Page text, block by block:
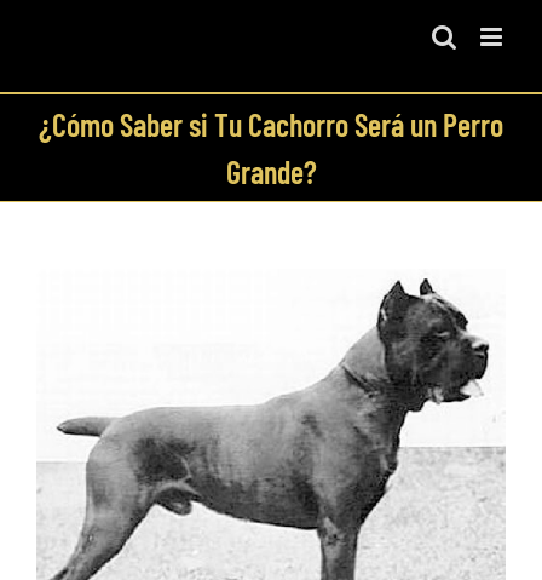
¿Cómo Saber si Tu Cachorro Será un Perro
Grande?